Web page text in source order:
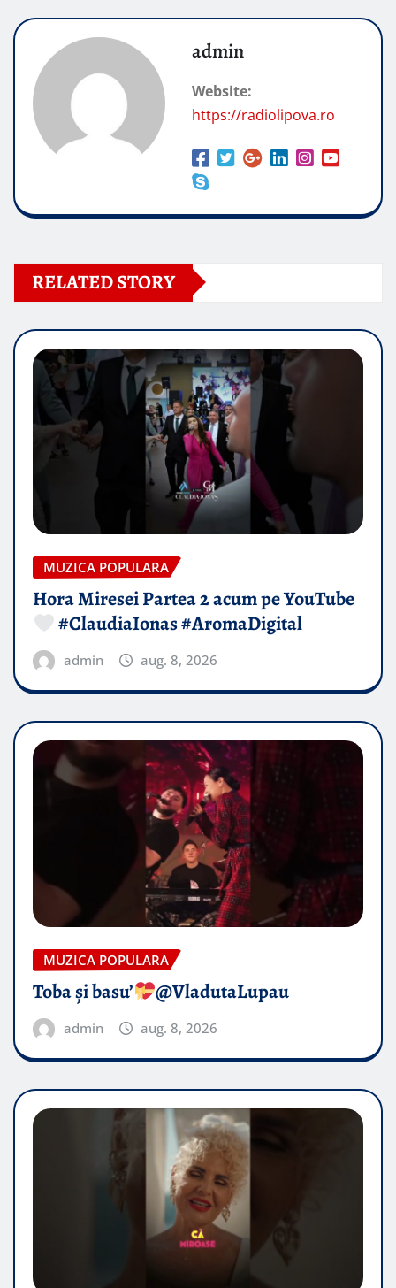
admin
Website:
https://radiolipova.ro
RELATED STORY
MUZICA POPULARA
Hora Miresei Partea 2 acum pe YouTube
#ClaudiaIonas #AromaDigital
admin aug. 8, 2026
MUZICA POPULARA
Toba și basu’ @VladutaLupau
admin aug. 8, 2026